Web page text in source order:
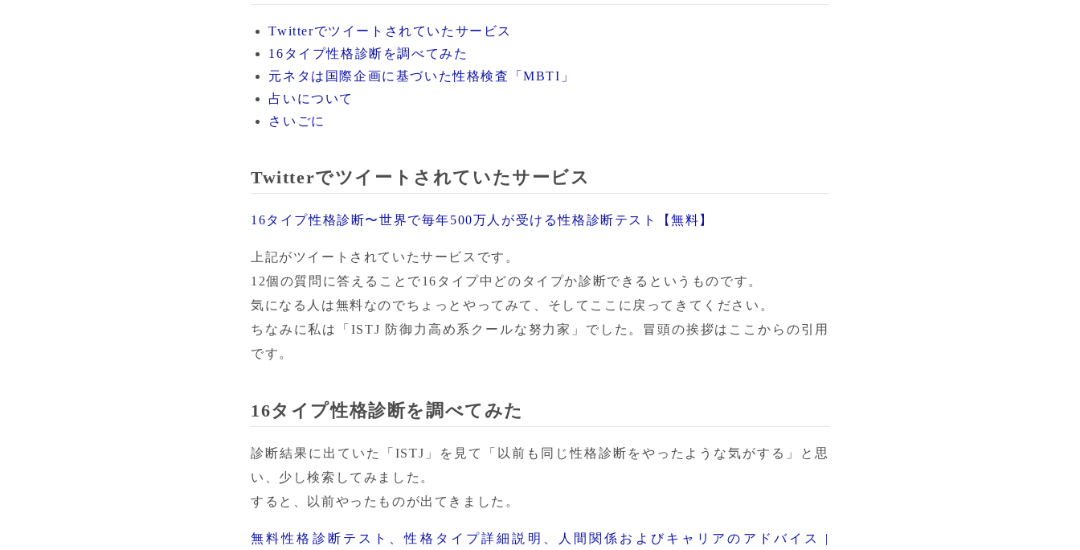
Twitterでツイートされていたサービス
16タイプ性格診断を調べてみた
元ネタは国際企画に基づいた性格検査「MBTI」
占いについて
さいごに
Twitterでツイートされていたサービス
16タイプ性格診断〜世界で毎年500万人が受ける性格診断テスト【無料】
上記がツイートされていたサービスです。
12個の質問に答えることで16タイプ中どのタイプか診断できるというものです。
気になる人は無料なのでちょっとやってみて、そしてここに戻ってきてください。
ちなみに私は「ISTJ 防御力高め系クールな努力家」でした。冒頭の挨拶はここからの引用
です。
16タイプ性格診断を調べてみた
診断結果に出ていた「ISTJ」を見て「以前も同じ性格診断をやったような気がする」と思
い、少し検索してみました。
すると、以前やったものが出てきました。
無料性格診断テスト、性格タイプ詳細説明、人間関係およびキャリアのアドバイス |